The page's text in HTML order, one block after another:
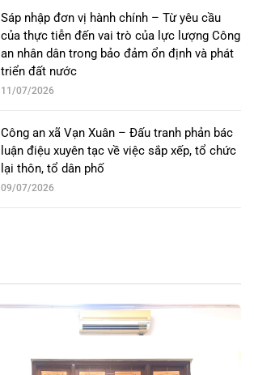
Sáp nhập đơn vị hành chính – Từ yêu cầu
của thực tiễn đến vai trò của lực lượng Công
an nhân dân trong bảo đảm ổn định và phát
triển đất nước
11/07/2026
Công an xã Vạn Xuân – Đấu tranh phản bác
luận điệu xuyên tạc về việc sắp xếp, tổ chức
lại thôn, tổ dân phố
09/07/2026